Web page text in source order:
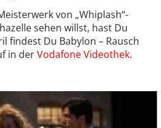
von „Whiplash“-
sehen willst, hast Du
findest Du Babylon – Rausch
in derVodafone Videothek.